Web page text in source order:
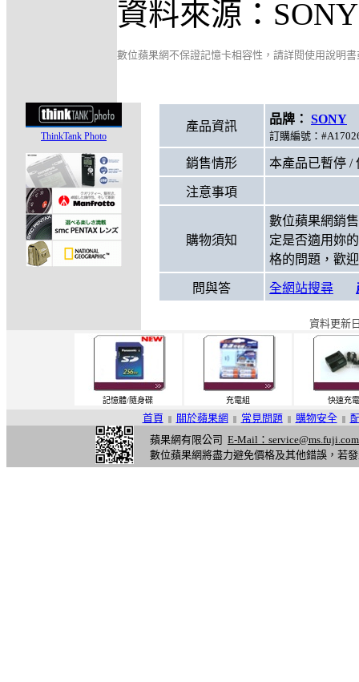
資料來源：
數位蘋果網不保證記憶卡相容性，請詳閱使用說明
ThinkTank Photo
產品資訊
品牌： SONY
訂購編號：
銷售情形 本產品已暫停 /
注意事項
購物須知
數位蘋果網銷
定是否適用妳
格的問題，歡
問與答 全網站搜尋
資料更新
記憶體/隨身碟 充電組 快速充
首頁 || 關於蘋果網 || 常見問題 || 購物安全 ||
蘋果網有限公司 E-Mail：
數位蘋果網將盡力避免價格及其他錯誤，若